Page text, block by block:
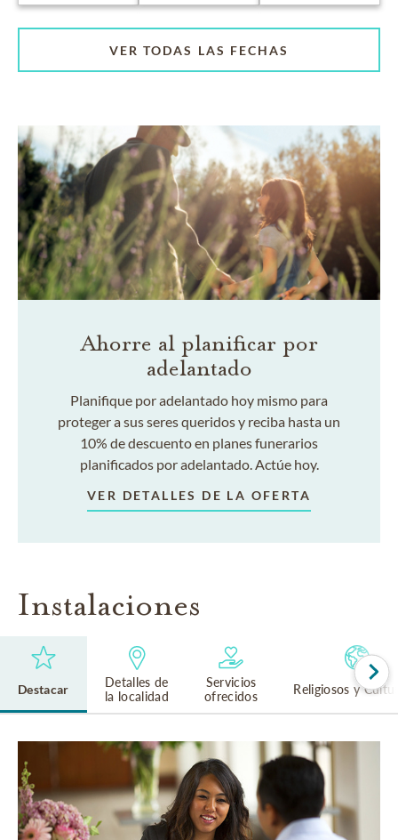
VER TODAS LAS FECHAS
Ahorre al planificar por
adelantado
Planifique por adelantado hoy mismo para
proteger a sus seres queridos y reciba hasta un
10% de descuento en planes funerarios
planificados por adelantado. Actúe hoy.
VER DETALLES DE LA OFERTA
Instalaciones
Destacar
Detalles de
la localidad
Servicios
ofrecidos
Religiosos y